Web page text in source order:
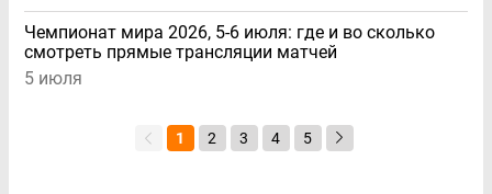
Чемпионат мира 2026, 5-6 июля: где и во сколько
смотреть прямые трансляции матчей
5 июля
1 2 3 4 5